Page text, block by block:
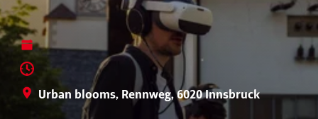
Urban blooms, Rennweg, 6020 Innsbruck